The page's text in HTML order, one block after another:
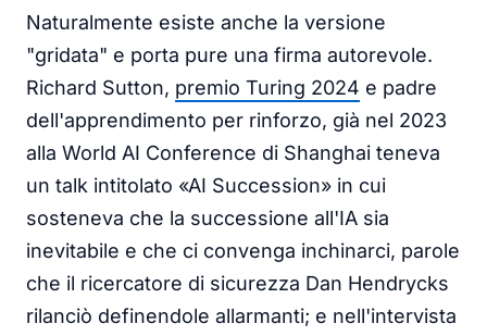
Naturalmente esiste anche la versione
"gridata" e porta pure una firma autorevole.
Richard Sutton, premio Turing 2024 e padre
dell'apprendimento per rinforzo, già nel 2023
alla World AI Conference di Shanghai teneva
un talk intitolato «AI Succession» in cui
sosteneva che la successione all'IA sia
inevitabile e che ci convenga inchinarci, parole
che il ricercatore di sicurezza Dan Hendrycks
rilanciò definendole allarmanti; e nell'intervista